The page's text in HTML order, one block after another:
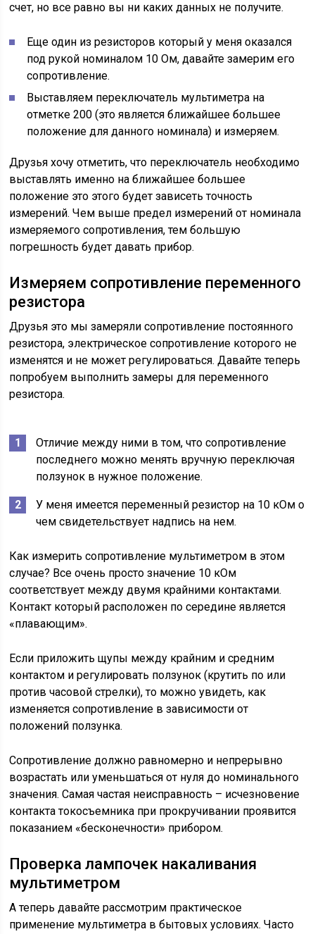
счет, но все равно вы ни каких данных не получите.
Еще один из резисторов который у меня оказался
под рукой номиналом 10 Ом, давайте замерим его
сопротивление.
Выставляем переключатель мультиметра на
отметке 200 (это является ближайшее большее
положение для данного номинала) и измеряем.
Друзья хочу отметить, что переключатель необходимо
выставлять именно на ближайшее большее
положение это этого будет зависеть точность
измерений. Чем выше предел измерений от номинала
измеряемого сопротивления, тем большую
погрешность будет давать прибор.
Измеряем сопротивление переменного
резистора
Друзья это мы замеряли сопротивление постоянного
резистора, электрическое сопротивление которого не
изменятся и не может регулироваться. Давайте теперь
попробуем выполнить замеры для переменного
резистора.
Отличие между ними в том, что сопротивление
последнего можно менять вручную переключая
ползунок в нужное положение.
У меня имеется переменный резистор на 10 кОм о
чем свидетельствует надпись на нем.
Как измерить сопротивление мультиметром в этом
случае? Все очень просто значение 10 кОм
соответствует между двумя крайними контактами.
Контакт который расположен по середине является
«плавающим».
Если приложить щупы между крайним и средним
контактом и регулировать ползунок (крутить по или
против часовой стрелки), то можно увидеть, как
изменяется сопротивление в зависимости от
положений ползунка.
Сопротивление должно равномерно и непрерывно
возрастать или уменьшаться от нуля до номинального
значения. Самая частая неисправность – исчезновение
контакта токосъемника при прокручивании проявится
показанием «бесконечности» прибором.
Проверка лампочек накаливания
мультиметром
А теперь давайте рассмотрим практическое
применение мультиметра в бытовых условиях. Часто